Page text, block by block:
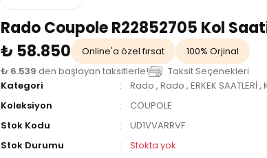
Rado Coupole R22852705 Kol
₺ 58.850
Online'a özel fırsat 100% Orjinal
₺ 6.539 den başlayan taksitlerle!
Taksit Seçenekleri
Kategori
Rado , Rado , ERKEK SAATLERİ,
Koleksiyon
COUPOLE
Stok Kodu
UD1VVARRVF
Stok Durumu
Stokta yok